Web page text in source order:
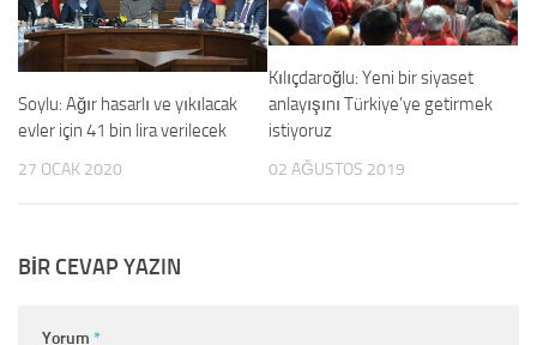
Soylu: Ağır hasarlı ve yıkılacak
evler için 41 bin lira verilecek
27 OCAK 2020
Kılıçdaroğlu: Yeni bir siyaset
anlayışını Türkiye’ye getirmek
istiyoruz
02 AĞUSTOS 2019
BIR CEVAP YAZIN
Yorum *